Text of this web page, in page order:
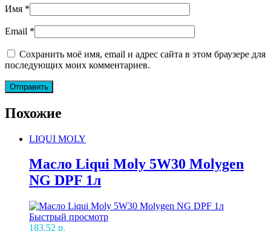
Имя *
Email *
Сохранить моё имя, email и адрес сайта в этом браузере для
последующих моих комментариев.
Похожие
LIQUI MOLY
Масло Liqui Moly 5W30 Molygen
NG DPF 1л
Быстрый просмотр
183,52 р.